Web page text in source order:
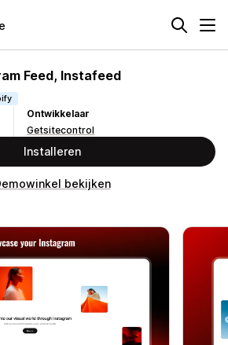
Feed, Instafeed
Ontwikkelaar
Getsitecontrol
Installeren
bekijken